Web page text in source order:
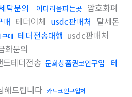
탁문의 이더리움파는곳 암호화폐
매 테더이체 usdc판매처 탈세돈
구매 테더전송대행 usdc판매처
화문의
드테더전송 문화상품권코인구입
테
해드립니다 카드코인구입처